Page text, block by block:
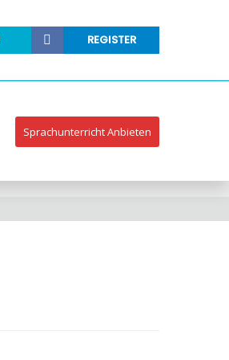
REGISTER
Sprachunterricht Anbieten